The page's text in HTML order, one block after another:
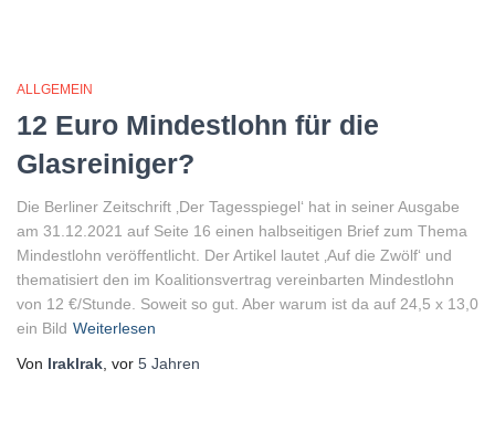
ALLGEMEIN
12 Euro Mindestlohn für die
Glasreiniger?
Die Berliner Zeitschrift ‚Der Tagesspiegel‘ hat in seiner Ausgabe
am 31.12.2021 auf Seite 16 einen halbseitigen Brief zum Thema
Mindestlohn veröffentlicht. Der Artikel lautet ‚Auf die Zwölf‘ und
thematisiert den im Koalitionsvertrag vereinbarten Mindestlohn
von 12 €/Stunde. Soweit so gut. Aber warum ist da auf 24,5 x 13,0
ein Bild Weiterlesen
Von lraklrak , vor 5 Jahren